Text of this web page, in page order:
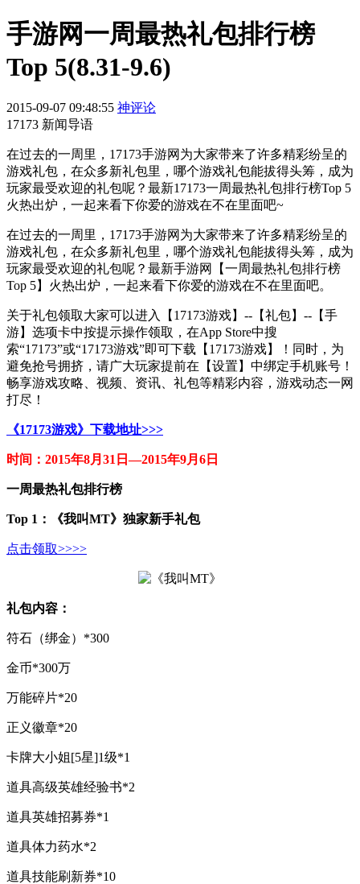
手游网一周最热礼包排行榜
Top 5(8.31-9.6)
2015-09-07 09:48:55 神评论
17173 新闻导语
在过去的一周里，17173手游网为大家带来了许多精彩纷呈的
游戏礼包，在众多新礼包里，哪个游戏礼包能拔得头筹，成为
玩家最受欢迎的礼包呢？最新17173一周最热礼包排行榜Top 5
火热出炉，一起来看下你爱的游戏在不在里面吧~
在过去的一周里，17173手游网为大家带来了许多精彩纷呈的
游戏礼包，在众多新礼包里，哪个游戏礼包能拔得头筹，成为
玩家最受欢迎的礼包呢？最新手游网【一周最热礼包排行榜
Top 5】火热出炉，一起来看下你爱的游戏在不在里面吧。
关于礼包领取大家可以进入【17173游戏】--【礼包】--【手
游】选项卡中按提示操作领取，在App Store中搜
索“17173”或“17173游戏”即可下载【17173游戏】！同时，为
避免抢号拥挤，请广大玩家提前在【设置】中绑定手机账号！
畅享游戏攻略、视频、资讯、礼包等精彩内容，游戏动态一网
打尽！
《17173游戏》下载地址>>>
时间：2015年8月31日—2015年9月6日
一周最热礼包排行榜
Top 1 ： 《我叫MT》独家新手礼包
点击领取>>>>
礼包内容：
符石（绑金）*300
金币*300万
万能碎片*20
正义徽章*20
卡牌大小姐[5星]1级*1
道具高级英雄经验书*2
道具英雄招募券*1
道具体力药水*2
道具技能刷新券*10